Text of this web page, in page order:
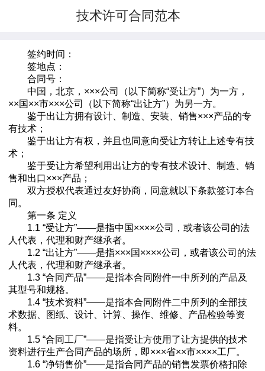
技术许可合同范本
签约时间：
签地点：
合同号：
中国，北京，×××公司（以下简称“受让方”）为一方，
××国××市×××公司（以下简称“出让方”）为另一方。
鉴于出让方拥有设计、制造、安装、销售×××产品的专
有技术；
鉴于出让方有权，并且也同意向受让方转让上述专有技
术；
鉴于受让方希望利用出让方的专有技术设计、制造、销
售和出口×××产品；
双方授权代表通过友好协商，同意就以下条款签订本合
同。
第一条 定义
1.1 “受让方”——是指中国××××公司，或者该公司的法
人代表，代理和财产继承者。
1.2 “出让方”——是指×××国××××公司，或者该公司的法
人代表，代理和财产继承者。
1.3 “合同产品”——是指本合同附件一中所列的产品及
其型号和规格。
1.4 “技术资料”——是指本合同附件二中所列的全部技
术数据、图纸、设计、计算、操作、维修、产品检验等资
料。
1.5 “合同工厂”——是指受让方使用了让方提供的技术
资料进行生产合同产品的场所，即×××省××市××××工厂。
1.6 “净销售价”——是指合同产品的销售发票价格扣除